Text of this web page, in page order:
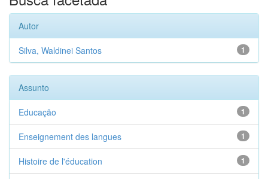
Autor
1
Silva, Waldinei Santos
Assunto
1
Educação
1
Enseignement des langues
1
Histoire de l'éducation